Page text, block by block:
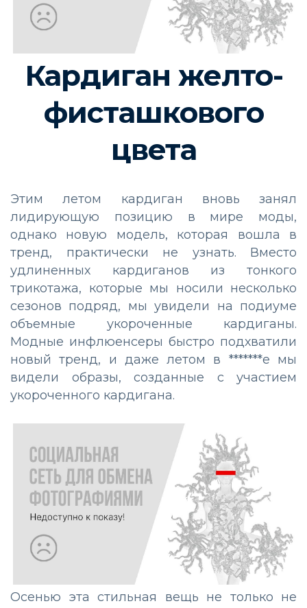
Кардиган желто-
фисташкового
цвета
Этим летом кардиган вновь занял
лидирующую позицию в мире моды,
однако новую модель, которая вошла в
тренд, практически не узнать. Вместо
удлиненных кардиганов из тонкого
трикотажа, которые мы носили несколько
сезонов подряд, мы увидели на подиуме
объемные укороченные кардиганы.
Модные инфлюенсеры быстро подхватили
новый тренд, и даже летом в *******е мы
видели образы, созданные с участием
укороченного кардигана.
Осенью эта стильная вещь не только не